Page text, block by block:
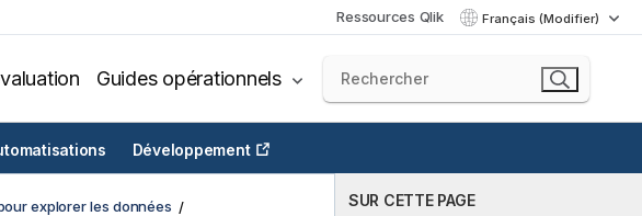
Ressources Qlik Français (Modifier)
Guides opérationnels
Développement
SUR CETTE PAGE
explorer les données